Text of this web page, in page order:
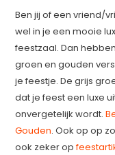
Ben jij of een vriend/
wel in je een mooie
feestzaal. Dan
groen en gouden
je feestje. De grijs
dat je feest een luxe
onvergetelijk wordt.
Gouden. Ook op op
ook zeker op